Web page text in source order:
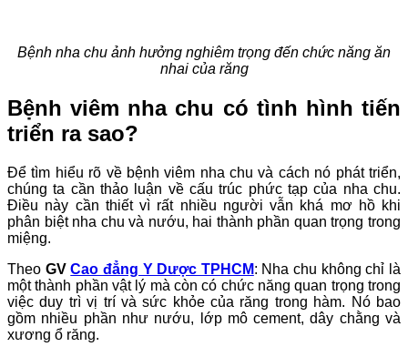
Bệnh nha chu ảnh hưởng nghiêm trọng đến chức năng ăn
nhai của răng
Bệnh viêm nha chu có tình hình tiến
triển ra sao?
Để tìm hiểu rõ về bệnh viêm nha chu và cách nó phát triển,
chúng ta cần thảo luận về cấu trúc phức tạp của nha chu.
Điều này cần thiết vì rất nhiều người vẫn khá mơ hồ khi
phân biệt nha chu và nướu, hai thành phần quan trọng trong
miệng.
Theo GVCao đẳng Y Dược TPHCM: Nha chu không chỉ là
một thành phần vật lý mà còn có chức năng quan trọng trong
việc duy trì vị trí và sức khỏe của răng trong hàm. Nó bao
gồm nhiều phần như nướu, lớp mô cement, dây chằng và
xương ổ răng.